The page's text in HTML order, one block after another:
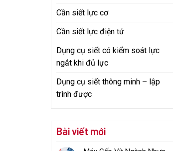
Cần siết lực cơ
Cần siết lực điện tử
Dụng cụ siết có kiểm soát lực
ngắt khi đủ lực
Dụng cụ siết thông minh – lập
trình được
Bài viết mới